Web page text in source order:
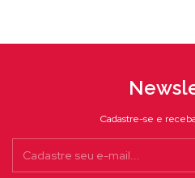
Cadastre-se e